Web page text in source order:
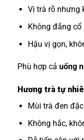
Vị trà rõ nhưng
Không đắng cổ
Hậu vị gọn,
Phù hợp cả uống
Hương trà tự
Mùi trà đen
Không hắc,